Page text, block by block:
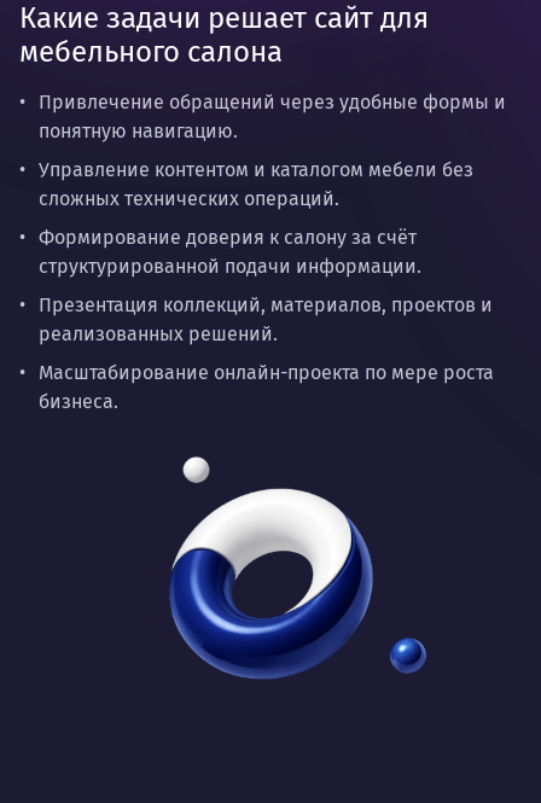
Какие задачи решает сайт для
мебельного салона
Привлечение обращений через удобные формы и
понятную навигацию.
Управление контентом и каталогом мебели без
сложных технических операций.
Формирование доверия к салону за счёт
структурированной подачи информации.
Презентация коллекций, материалов, проектов и
реализованных решений.
Масштабирование онлайн-проекта по мере роста
бизнеса.